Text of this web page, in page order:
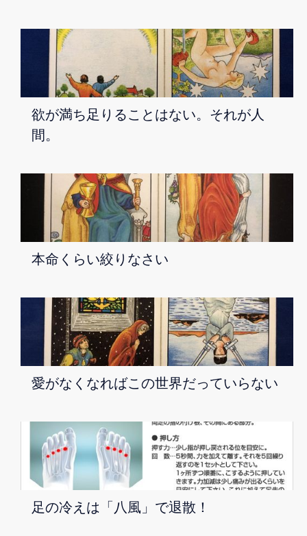
欲が満ち足りることはない。それが人
間。
本命くらい絞りなさい
愛がなくなればこの世界だっていらない
足の冷えは「八風」で退散！